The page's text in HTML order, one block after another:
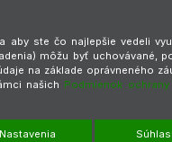
aby ste čo najlepšie vedeli
môžu byť uchovávané,
na základe oprávneného
našich Podmienok ochrany
Nastavenia